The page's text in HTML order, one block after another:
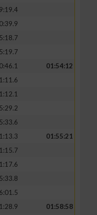
01:54:12
01:55:21
01:58:58